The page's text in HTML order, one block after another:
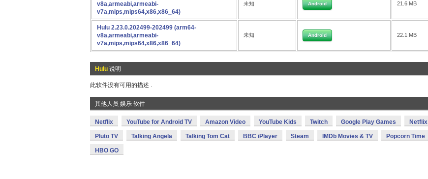
v8a,armeabi,armeabi-
v7a,mips,mips64,x86,x86_64)
未知 Android 21.6 MB
Hulu 2.23.0.202499-202499 (arm64-
v8a,armeabi,armeabi-
v7a,mips,mips64,x86,x86_64)
未知 Android 22.1 MB
Hulu 说明
此软件没有可用的描述 .
其他人员 娱乐 软件
Netflix YouTube for Android TV Amazon Video YouTube Kids Twitch Google Play Games Netflix
Pluto TV Talking Angela Talking Tom Cat BBC iPlayer Steam IMDb Movies & TV Popcorn Time
HBO GO